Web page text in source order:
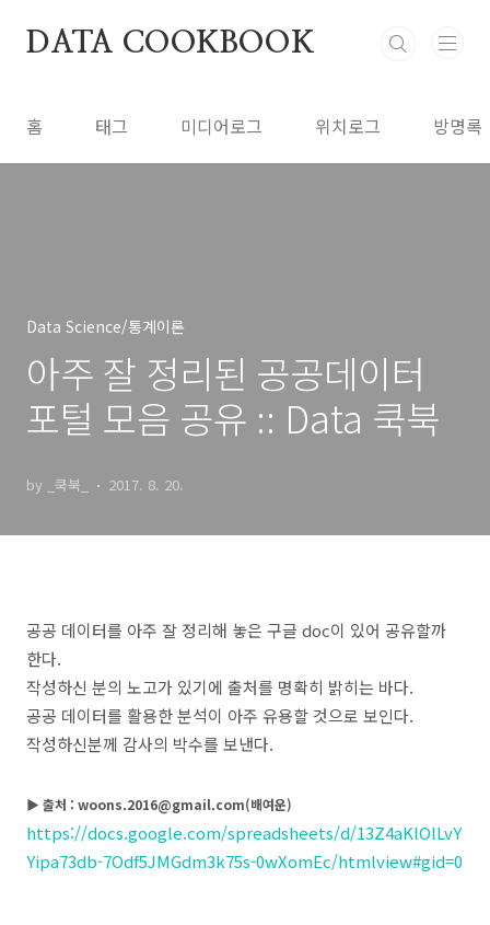
DATA COOKBOOK
홈 태그 미디어로그 위치로그 방명록
Data Science/통계이론
아주 잘 정리된 공공데이터
포털 모음 공유 :: Data 쿡북
by _쿡북_ 2017. 8. 20.
공공 데이터를 아주 잘 정리해 놓은 구글 doc이 있어 공유할까
한다.
작성하신 분의 노고가 있기에 출처를 명확히 밝히는 바다.
공공 데이터를 활용한 분석이 아주 유용할 것으로 보인다.
작성하신분께 감사의 박수를 보낸다.
▶ 출처 : woons.2016@gmail.com(배여운)
https://docs.google.com/spreadsheets/d/13Z4aKlOlLvY
Yipa73db-7Odf5JMGdm3k75s-0wXomEc/htmlview#gid=0